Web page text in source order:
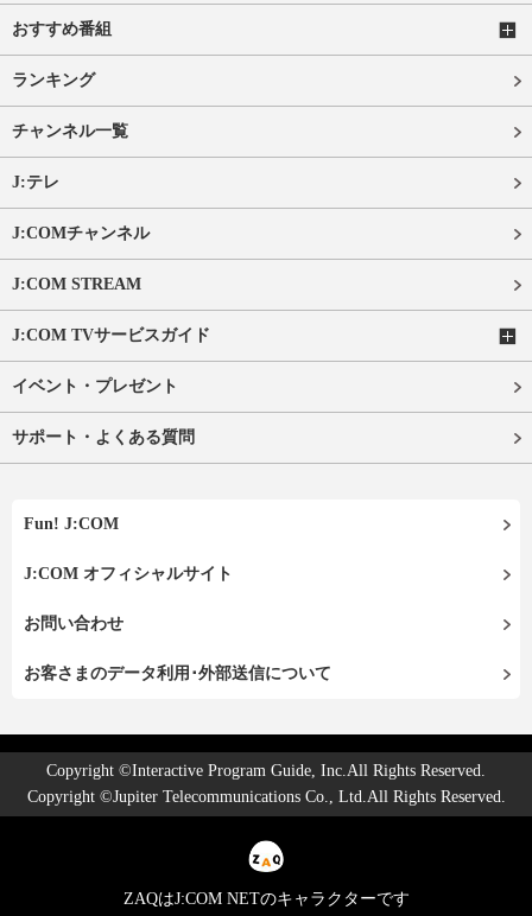
おすすめ番組
ランキング
チャンネル一覧
J:テレ
J:COMチャンネル
J:COM STREAM
J:COM TVサービスガイド
イベント・プレゼント
サポート・よくある質問
Fun! J:COM
J:COM オフィシャルサイト
お問い合わせ
お客さまのデータ利用･外部送信について
Copyright ©Interactive Program Guide, Inc.All Rights Reserved.
Copyright ©Jupiter Telecommunications Co., Ltd.All Rights Reserved.
ZAQはJ:COM NETのキャラクターです